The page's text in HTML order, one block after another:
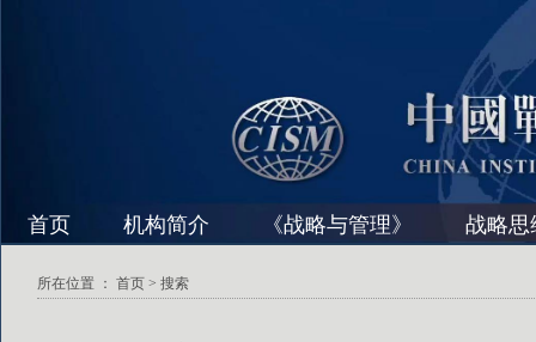
首页 机构简介 《战略与管理》 战略思
所在位置 ： 首页 > 搜索